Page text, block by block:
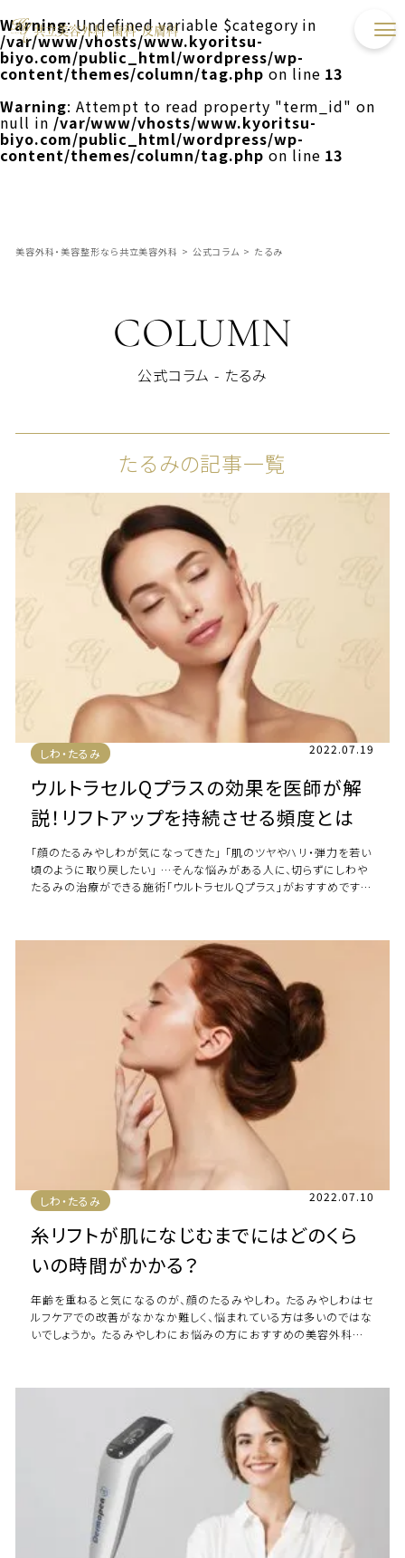
Warning: Undefined variable $category in
/var/www/vhosts/www.kyoritsu-
biyo.com/public_html/wordpress/wp-
content/themes/column/tag.php on line 13
Warning: Attempt to read property "term_id" on
null in /var/www/vhosts/www.kyoritsu-
biyo.com/public_html/wordpress/wp-
content/themes/column/tag.php on line 13
美容外科・美容整形なら共立美容外科 > 公式コラム > たるみ
COLUMN
公式コラム - たるみ
たるみの記事一覧
しわ・たるみ 2022.07.19
ウルトラセルQプラスの効果を医師が解
説！リフトアップを持続させる頻度とは
「顔のたるみやしわが気になってきた」 「肌のツヤやハリ・弾力を若い
頃のように取り戻したい」 …そんな悩みがある人に、切らずにしわや
たるみの治療ができる施術「ウルトラセルQプラス」がおすすめです。
しわ・たるみ 2022.07.10
糸リフトが肌になじむまでにはどのくら
いの時間がかかる？
年齢を重ねると気になるのが、顔のたるみやしわ。 たるみやしわはセ
ルフケアでの改善がなかなか難しく、悩まれている方は多いのではな
いでしょうか。 たるみやしわにお悩みの方におすすめの美容外科手